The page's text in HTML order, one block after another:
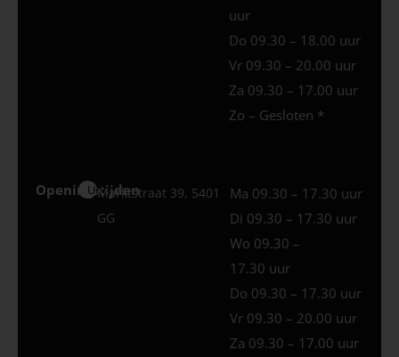
uur
Do 09.30 – 18.00 uur
Vr 09.30 – 20.00 uur
Za 09.30 – 17.00 uur
Zo – Gesloten *
Openingstijden
Uden
Marktstraat 39, 5401
GG
Ma 09.30 – 17.30 uur
Di 09.30 – 17.30 uur
Wo 09.30 –
17.30 uur
Do 09.30 – 17.30 uur
Vr 09.30 – 20.00 uur
Za 09.30 – 17.00 uur